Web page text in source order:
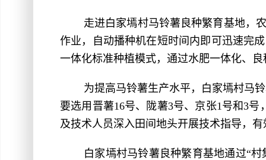
走进白家墕村马铃薯良种繁育基地，
作业，自动播种机在短时间内即可迅速完
一体化标准种植模式，通过水肥一体化、
为提高马铃薯生产水平，白家墕村马
要选用晋薯16号、陇薯3号、京张1号和3
及技术人员深入田间地头开展技术指导，
白家墕村马铃薯良种繁育基地通过“